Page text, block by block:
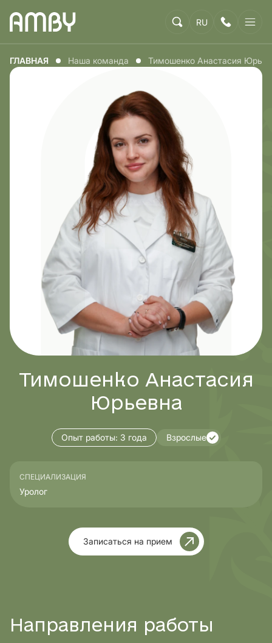
RU
ГЛАВНАЯ Наша команда Тимошенко Анастасия
Тимошенко Анастасия
Юрьевна
Опыт работы: 3 года Взрослые
СПЕЦИАЛИЗАЦИЯ
Уролог
Записаться на прием
Направления работы